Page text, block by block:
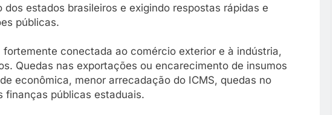
estados brasileiros e exigindo respostas rápidas e
públicas.
conectada ao comércio exterior e à indústria,
Quedas nas exportações ou encarecimento de insumos
econômica, menor arrecadação do ICMS, quedas no
finanças públicas estaduais.